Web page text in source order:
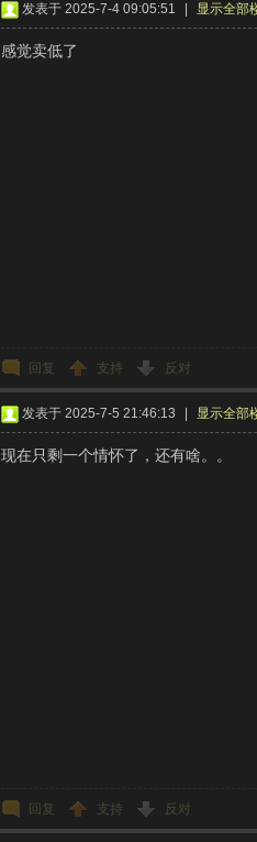
发表于 2025-7-4 09:05:51 显示全部
感觉卖低了
回复 支持 反对
发表于 2025-7-5 21:46:13 显示全部
现在只剩一个情怀了，还有啥。。
回复 支持 反对